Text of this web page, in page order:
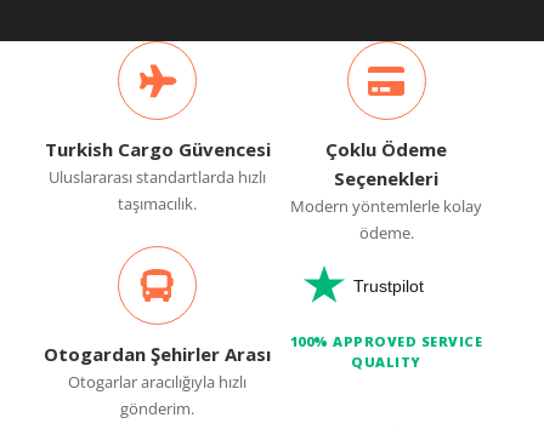
Turkish Cargo Güvencesi
Uluslararası standartlarda hızlı
taşımacılık.
Çoklu Ödeme
Seçenekleri
Modern yöntemlerle kolay
ödeme.
Otogardan Şehirler Arası
Otogarlar aracılığıyla hızlı
gönderim.
Trustpilot
100% APPROVED SERVICE
QUALITY